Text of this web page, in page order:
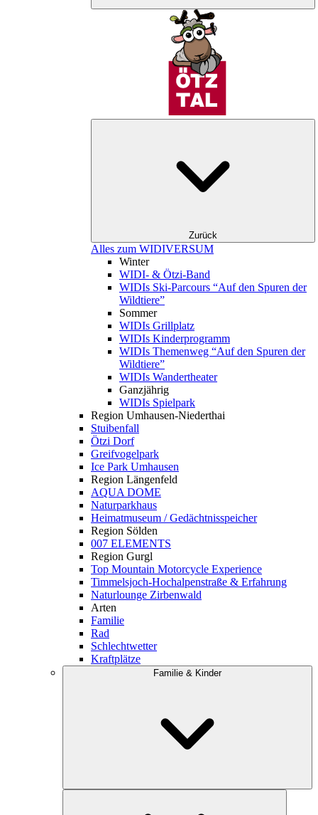
Zurück
Alles zum WIDIVERSUM
Winter
WIDI- & Ötzi-Band
WIDIs Ski-Parcours “Auf den Spuren der
Wildtiere”
Sommer
WIDIs Grillplatz
WIDIs Kinderprogramm
WIDIs Themenweg “Auf den Spuren der
Wildtiere”
WIDIs Wandertheater
Ganzjährig
WIDIs Spielpark
Region Umhausen-Niederthai
Stuibenfall
Ötzi Dorf
Greifvogelpark
Ice Park Umhausen
Region Längenfeld
AQUA DOME
Naturparkhaus
Heimatmuseum / Gedächtnisspeicher
Region Sölden
007 ELEMENTS
Region Gurgl
Top Mountain Motorcycle Experience
Timmelsjoch-Hochalpenstraße & Erfahrung
Naturlounge Zirbenwald
Arten
Familie
Rad
Schlechtwetter
Kraftplätze
Familie & Kinder